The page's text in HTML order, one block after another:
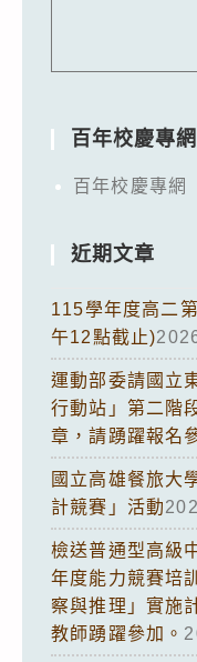
百年校慶專網
百年校慶專網
近期文章
115學年度高二
午12點截止)
運動部委請國立
行動站」第二階
章，請踴躍報名
國立高雄餐旅大
計競賽」活動
檢送普通型高級
年度能力競賽培
察與推理」實施
教師踴躍參加。